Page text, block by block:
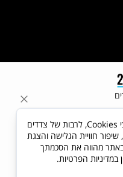
לידיעתך, באתרנו נעשה שימוש בקבצי Cookies, לרבות של צדדים
חוויית הגלישה והצגת
מהווה את הסכמתך
במדיניות הפרטיות.